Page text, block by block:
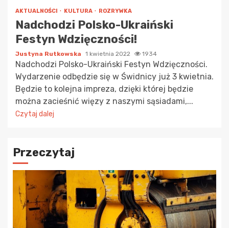
AKTUALNOŚCI KULTURA ROZRYWKA
Nadchodzi Polsko-Ukraiński
Festyn Wdzięczności!
Justyna Rutkowska 1 kwietnia 2022 1934
Nadchodzi Polsko-Ukraiński Festyn Wdzięczności.
Wydarzenie odbędzie się w Świdnicy już 3 kwietnia.
Będzie to kolejna impreza, dzięki której będzie
można zacieśnić więzy z naszymi sąsiadami,...
Czytaj dalej
Przeczytaj